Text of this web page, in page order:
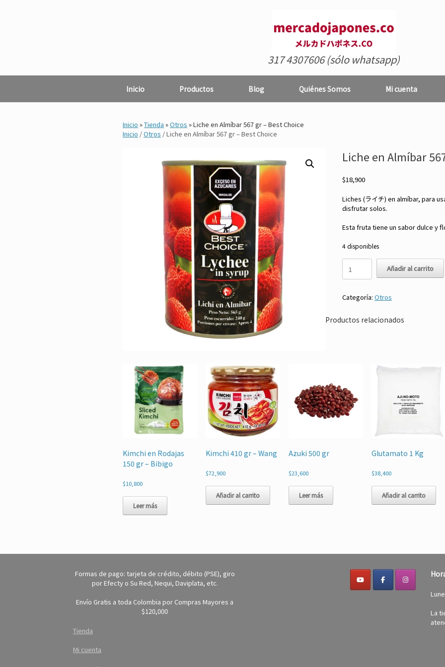
317 4307606 (sólo whatsapp)
Inicio Productos Blog Quiénes Somos Mi cuenta
Inicio »Tienda »Otros »Liche en Almíbar 567 gr – Best Choice
Inicio /Otros / Liche en Almíbar 567 gr – Best Choice
Liche en Almíbar
$18,900
Liches (ライチ) en almíbar, para
disfrutar solos.
Esta fruta tiene un sabor dulce y
4 disponibles
en
Almíbar
gr
Best
Añadir al carrito
Categoría: Otros
Productos relacionados
Kimchi en Rodajas
150 gr – Bibigo
$10,800
Leer más
Kimchi 410 gr – Wang
$72,900
Añadir al carrito
Azuki 500 gr
$23,600
Leer más
Glutamato 1 Kg
$38,400
Añadir al carrito
Formas de pago: tarjeta de crédito, débito (PSE), giro
por Efecty o Su Red, Nequi, Daviplata, etc.
Envío Gratis a toda Colombia por Compras Mayores a
$120,000
Tienda
Mi cuenta
La